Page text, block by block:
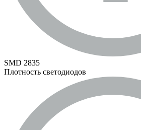
SMD 2835
Плотность светодиодов